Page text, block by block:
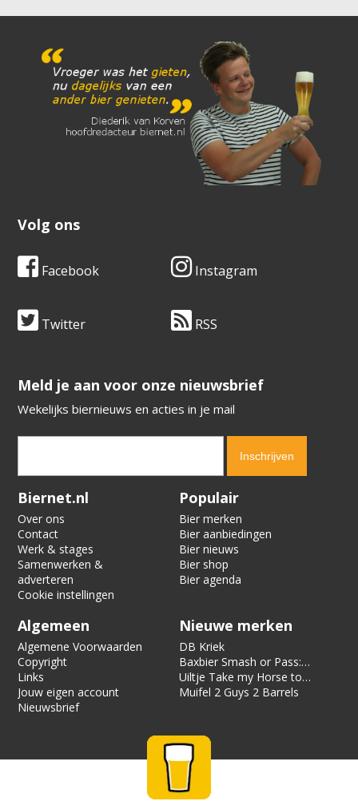
Volg ons
Facebook Instagram
Twitter RSS
​​​​​​​Meld je aan voor onze nieuwsbrief
Wekelijks biernieuws en acties in je mail
Verification code:
Biernet.nl
Over ons
Contact
Werk & stages
Samenwerken &
adverteren
Cookie instellingen
Populair
Bier merken
Bier aanbiedingen
Bier nieuws
Bier shop
Bier agenda
Algemeen
Algemene Voorwaarden
Copyright
Links
Jouw eigen account
Nieuwsbrief
Nieuwe merken
DB Kriek
Baxbier Smash or Pass:
Strata
Uiltje Take my Horse to
the Hotel Room
Muifel 2 Guys 2 Barrels